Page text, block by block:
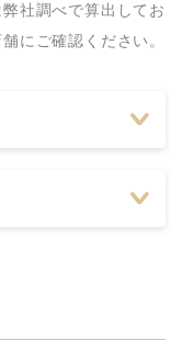
社調べで算出してお
にご確認ください。